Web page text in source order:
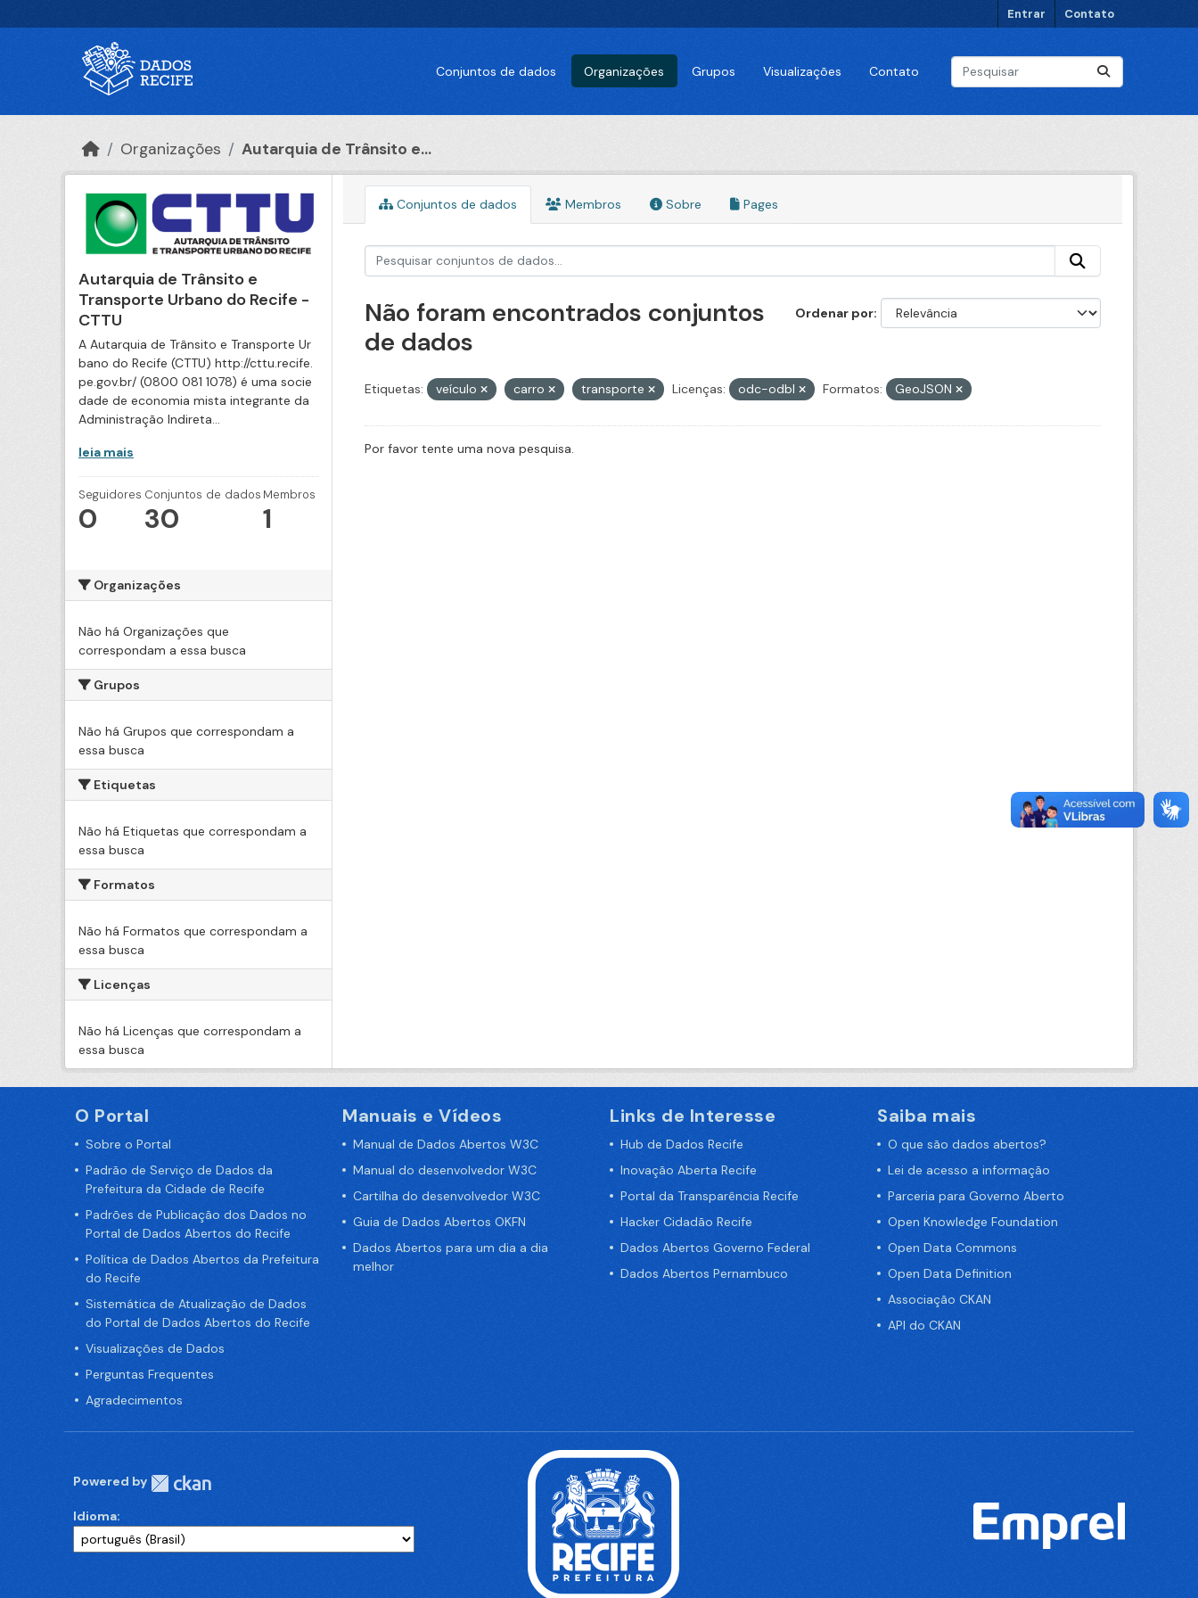
Entrar Contato
Conjuntos de dados Organizações Grupos Visualizações Contato
Organizações Autarquia de Trânsito e...
Autarquia de Trânsito e
Transporte Urbano do Recife -
CTTU
A Autarquia de Trânsito e Transporte Ur
bano do Recife (CTTU) http://cttu.recife.
pe.gov.br/ (0800 081 1078) é uma socie
dade de economia mista integrante da
Administração Indireta...
leia mais
Seguidores
0
Conjuntos de dados
30
Membros
1
Organizações
Não há Organizações que
correspondam a essa busca
Grupos
Não há Grupos que correspondam a
essa busca
Etiquetas
Não há Etiquetas que correspondam a
essa busca
Formatos
Não há Formatos que correspondam a
essa busca
Licenças
Não há Licenças que correspondam a
essa busca
Conjuntos de dados Membros Sobre Pages
Ordenar por
Não foram encontrados conjuntos
de dados
Etiquetas: veículo carro transporte Licenças: odc-odbl Formatos: GeoJSON
Por favor tente uma nova pesquisa.
O Portal
Sobre o Portal
Padrão de Serviço de Dados da
Prefeitura da Cidade de Recife
Padrões de Publicação dos Dados no
Portal de Dados Abertos do Recife
Política de Dados Abertos da Prefeitura
do Recife
Sistemática de Atualização de Dados
do Portal de Dados Abertos do Recife
Visualizações de Dados
Perguntas Frequentes
Agradecimentos
Manuais e Vídeos
Manual de Dados Abertos W3C
Manual do desenvolvedor W3C
Cartilha do desenvolvedor W3C
Guia de Dados Abertos OKFN
Dados Abertos para um dia a dia
melhor
Links de Interesse
Hub de Dados Recife
Inovação Aberta Recife
Portal da Transparência Recife
Hacker Cidadão Recife
Dados Abertos Governo Federal
Dados Abertos Pernambuco
Saiba mais
O que são dados abertos?
Lei de acesso a informação
Parceria para Governo Aberto
Open Knowledge Foundation
Open Data Commons
Open Data Definition
Associação CKAN
API do CKAN
Powered by
Idioma